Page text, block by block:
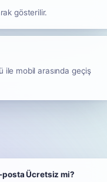
gösterilir.
ile mobil arasında geçiş
posta Ücretsiz mi?